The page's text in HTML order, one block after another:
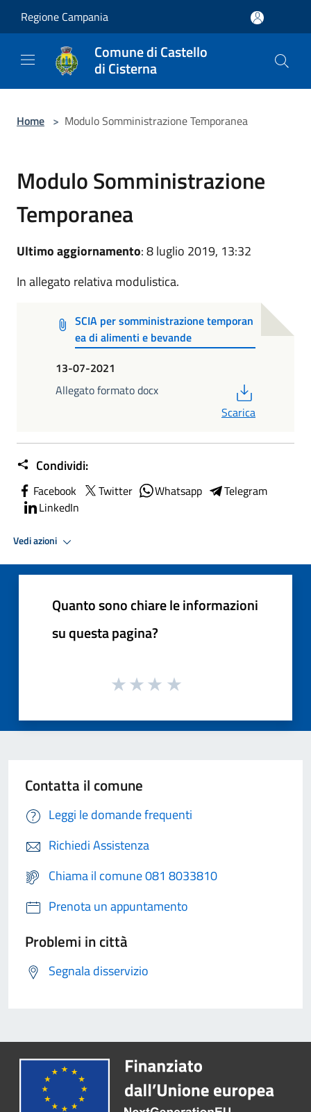
Regione Campania
Comune di Castello
di Cisterna
Home > Modulo Somministrazione Temporanea
Modulo Somministrazione
Temporanea
Ultimo aggiornamento: 8 luglio 2019, 13:32
In allegato relativa modulistica.
SCIA per somministrazione temporan
ea di alimenti e bevande
13-07-2021
Allegato formato docx
Scarica
Condividi:
Facebook Twitter Whatsapp
Telegram
LinkedIn
Vedi azioni
Quanto sono chiare le informazioni
su questa pagina?
Contatta il comune
Leggi le domande frequenti
Richiedi Assistenza
Chiama il comune 081 8033810
Prenota un appuntamento
Problemi in città
Segnala disservizio